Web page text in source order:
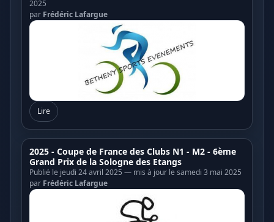
2025
par Frédéric Lafargue
Lire
2025 - Coupe de France des Clubs N1 - M2 - 6ème
Grand Prix de la Sologne des Etangs
Publié le jeudi 24 avril 2025 — mis à jour le samedi 3 mai 2025
par Frédéric Lafargue